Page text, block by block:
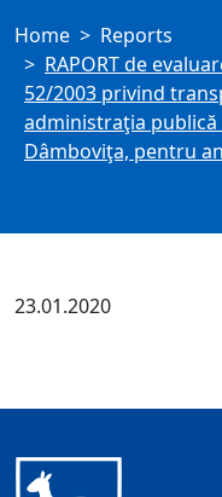
Home
Reports
RAPORT de
52/2003 privind
administraţia publică
Dâmboviţa, pentru
23.01.2020